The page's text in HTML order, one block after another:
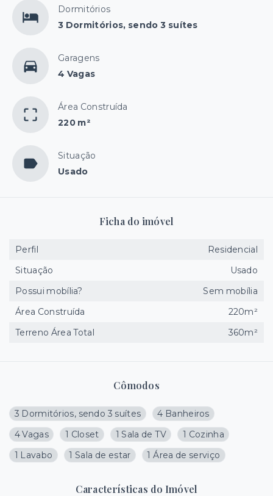
Dormitórios
3 Dormitórios, sendo 3 suítes
Garagens
4 Vagas
Área Construída
220 m²
Situação
Usado
Cômodos
3 Dormitórios, sendo 3 suítes
4 Banheiros
4 Vagas
1 Closet 1 Sala de TV
1 Cozinha
1 Lavabo
1 Sala de estar 1 Área de serviço
Características do Imóvel
Ficha do imóvel
Perfil
Residencial
Situação
Usado
Possui mobília?
Sem mobília
Área Construída
220m²
Terreno Área Total
360m²